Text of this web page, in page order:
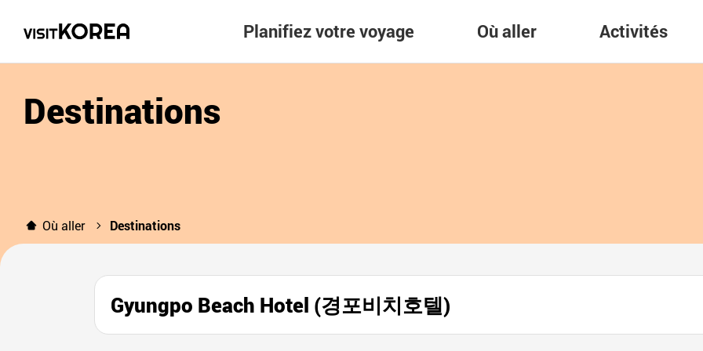
Planifiez votre voyage Où aller Activités
Destinations
Où aller Destinations
Gyungpo Beach Hotel (경포비치호텔)